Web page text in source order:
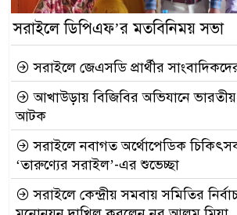
সরাইলে ডিপিএফ’র মতবিনিময় সভা
সরাইলে জেএসডি প্রার্থীর
আখাউড়ায় বিজিবির অভিযানে
আটক
সরাইলে নবাগত অর্থোপেডিক
‘তারুণ্যের সরাইল’-এর শুভেচ্ছা
সরাইলে কেন্দ্রীয় সমবায় সমিতির